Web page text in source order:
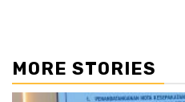
MORE STORIES